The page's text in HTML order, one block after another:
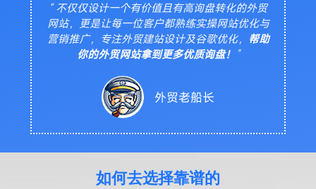
“ 不仅仅设计一个有价值且有高询盘转化的外贸
网站，更是让每一位客户都熟练实操网站优化与
营销推广，专注外贸建站设计及谷歌优化， 帮助
你的外贸网站拿到更多优质询盘！ ”
外贸老船长
如何去选择靠谱的